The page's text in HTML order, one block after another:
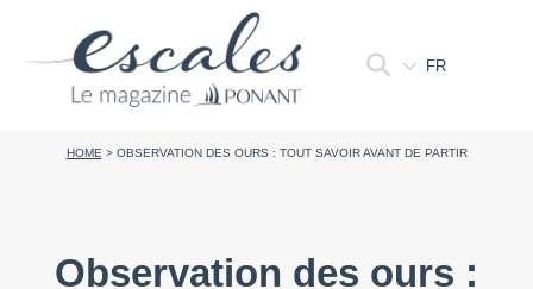
FR
HOME > OBSERVATION DES OURS : TOUT SAVOIR AVANT DE PARTIR
Observation des ours :